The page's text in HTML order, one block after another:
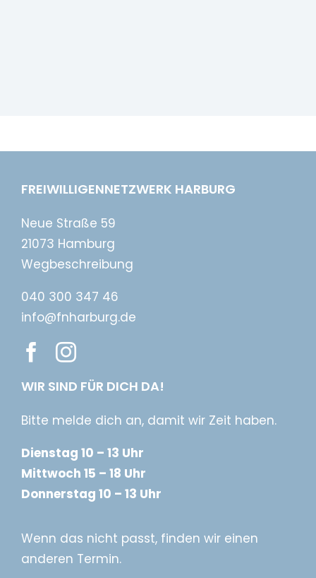
FREIWILLIGENNETZWERK HARBURG
Neue Straße 59
21073 Hamburg
Wegbeschreibung
040 300 347 46
info@fnharburg.de
WIR SIND FÜR DICH DA!
Bitte melde dich an, damit wir Zeit haben.
Dienstag 10 – 13 Uhr
Mittwoch 15 – 18 Uhr
Donnerstag 10 – 13 Uhr
Wenn das nicht passt, finden wir einen
anderen Termin.